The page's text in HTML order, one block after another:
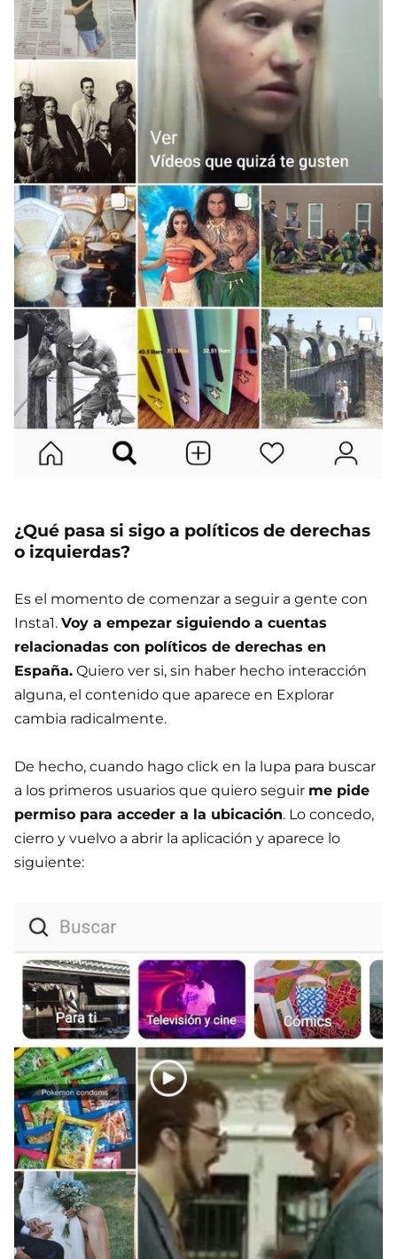
¿Qué pasa si sigo a políticos de derechas
o izquierdas?
Es el momento de comenzar a seguir a gente con
Insta1. Voy a empezar siguiendo a cuentas
relacionadas con políticos de derechas en
España. Quiero ver si, sin haber hecho interacción
alguna, el contenido que aparece en Explorar
cambia radicalmente.
De hecho, cuando hago click en la lupa para buscar
a los primeros usuarios que quiero seguir me pide
permiso para acceder a la ubicación. Lo concedo,
cierro y vuelvo a abrir la aplicación y aparece lo
siguiente: